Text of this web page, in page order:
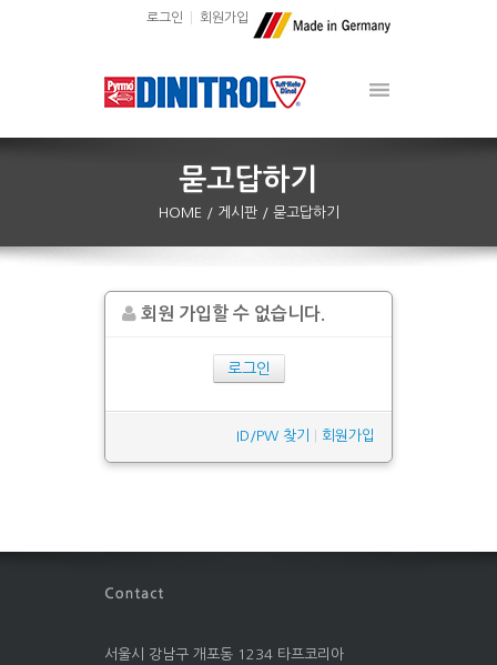
로그인 회원가입
HOME / 게시판 / 묻고답하기
회원 가입할 수 없습니다.
로그인
ID/PW 찾기 회원가입
서울시 강남구 개포동 1234 타프코리아